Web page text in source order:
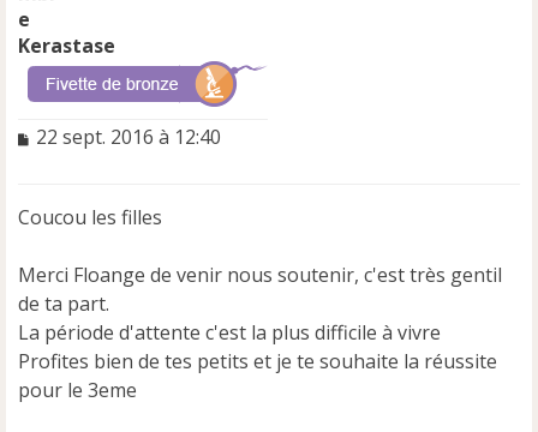
Kerastase
M
a
e
n
o
n
l
u
22 sept. 2016 à 12:40
Coucou les filles
Merci Floange de venir nous soutenir, c'est très gentil
de ta part.
La période d'attente c'est la plus difficile à vivre
Profites bien de tes petits et je te souhaite la réussite
pour le 3eme